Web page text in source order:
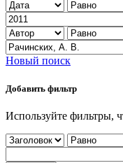
Новый поиск
Добавить фильтр
Используйте фильтры,